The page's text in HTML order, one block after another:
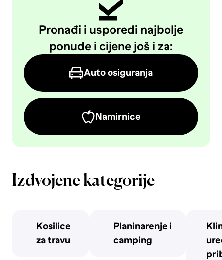
Pronađi i usporedi najbolje
ponude i cijene još i za:
Auto osiguranja
Namirnice
Izdvojene kategorije
Kosilice
za travu
Planinarenje i
camping